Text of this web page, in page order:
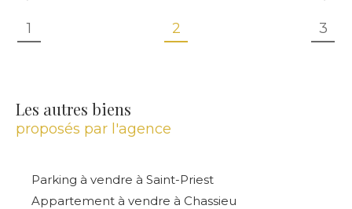
1 2 3
Les autres biens
proposés par l'agence
Parking à vendre à Saint-Priest
Appartement à vendre à Chassieu